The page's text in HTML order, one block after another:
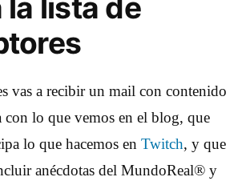
la lista de
vas a recibir un mail con contenido
con lo que vemos en el blog, que
lo que hacemos en Twitch, y que
anécdotas del MundoReal® y